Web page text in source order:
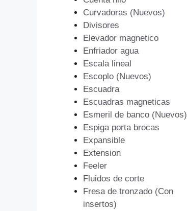
Curvadoras (Nuevos)
Divisores
Elevador magnetico
Enfriador agua
Escala lineal
Escoplo (Nuevos)
Escuadra
Escuadras magneticas
Esmeril de banco (Nuevos)
Espiga porta brocas
Expansible
Extension
Feeler
Fluidos de corte
Fresa de tronzado (Con
insertos)